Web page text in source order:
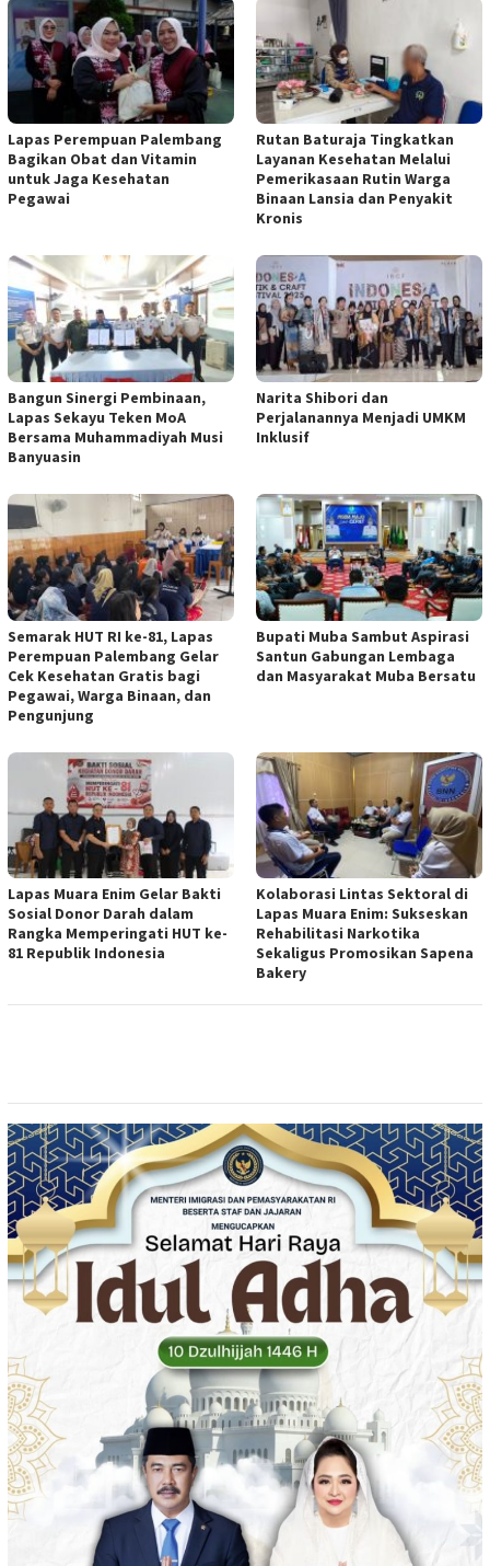
Lapas Perempuan Palembang
Bagikan Obat dan Vitamin
untuk Jaga Kesehatan
Pegawai
Rutan Baturaja Tingkatkan
Layanan Kesehatan Melalui
Pemerikasaan Rutin Warga
Binaan Lansia dan Penyakit
Kronis
Bangun Sinergi Pembinaan,
Lapas Sekayu Teken MoA
Bersama Muhammadiyah Musi
Banyuasin
Narita Shibori dan
Perjalanannya Menjadi UMKM
Inklusif
Semarak HUT RI ke-81, Lapas
Perempuan Palembang Gelar
Cek Kesehatan Gratis bagi
Pegawai, Warga Binaan, dan
Pengunjung
Bupati Muba Sambut Aspirasi
Santun Gabungan Lembaga
dan Masyarakat Muba Bersatu
Lapas Muara Enim Gelar Bakti
Sosial Donor Darah dalam
Rangka Memperingati HUT ke-
81 Republik Indonesia
Kolaborasi Lintas Sektoral di
Lapas Muara Enim: Sukseskan
Rehabilitasi Narkotika
Sekaligus Promosikan Sapena
Bakery